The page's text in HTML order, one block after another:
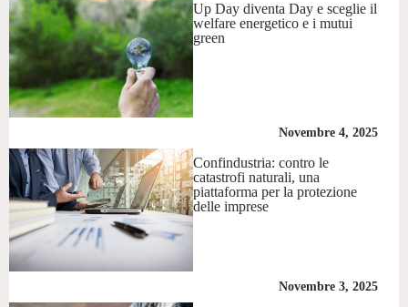
Up Day diventa Day e sceglie il
welfare energetico e i mutui
green
Novembre 4, 2025
Confindustria: contro le
catastrofi naturali, una
piattaforma per la protezione
delle imprese
Novembre 3, 2025